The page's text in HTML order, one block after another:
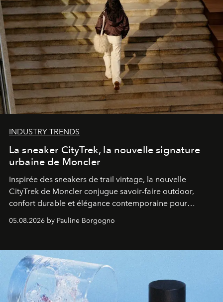
INDUSTRY TRENDS
La sneaker CityTrek, la nouvelle signature
urbaine de Moncler
Inspirée des sneakers de trail vintage, la nouvelle
CityTrek de Moncler conjugue savoir-faire outdoor,
confort durable et élégance contemporaine pour
accompagner les explorations du quotidien.
05.08.2026 by Pauline Borgogno